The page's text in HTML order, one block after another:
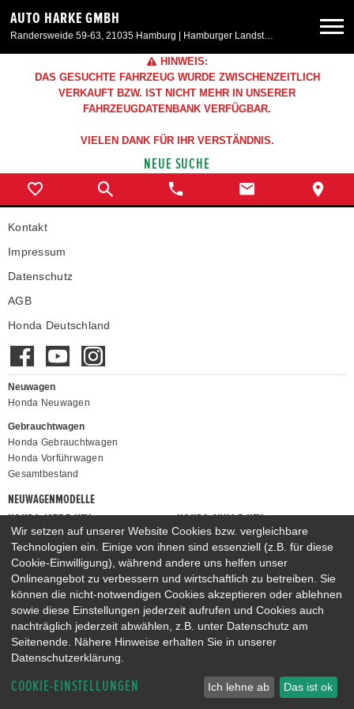
AUTO HARKE GMBH
Randersweide 59-63, 21035 Hamburg | Hamburger Landstr. 50, 21357 Bardowick
Neuwagen
Aktionen & Angebote
Service & Zubehör
Unser Autohaus
HINWEIS:
DAS GESUCHTE FAHRZEUG WURDE ZWISCHENZEITLICH
VERKAUFT BZW. IST NICHT MEHR IN UNSERER
FAHRZEUGDATENBANK VERFÜGBAR.
VIELEN DANK FÜR IHR VERSTÄNDNIS.
NEUE SUCHE
Kontakt
Impressum
Datenschutz
AGB
Honda Deutschland
Neuwagen
Honda Neuwagen
Gebrauchtwagen
Honda Gebrauchtwagen
Honda Vorführwagen
Gesamtbestand
NEUWAGENMODELLE
HONDA JAZZ E:HEV
HONDA CIVIC E:HEV
HONDA PRELUDE E:HEV
HONDA HR-V E:HEV
HONDA ZR-V E:HEV
HONDA CR-V E:HEV & E:PHEV
Wir setzen auf unserer Website Cookies bzw. vergleichbare
Technologien ein. Einige von ihnen sind essenziell (z.B. für diese
Cookie-Einwilligung), während andere uns helfen unser
Onlineangebot zu verbessern und wirtschaftlich zu betreiben. Sie
können die nicht-notwendigen Cookies akzeptieren oder ablehnen
sowie diese Einstellungen jederzeit aufrufen und Cookies auch
nachträglich jederzeit abwählen, z.B. unter Datenschutz am
Seitenende. Nähere Hinweise erhalten Sie in unserer
Datenschutzerklärung.
COOKIE-EINSTELLUNGEN Ich lehne ab Das ist ok